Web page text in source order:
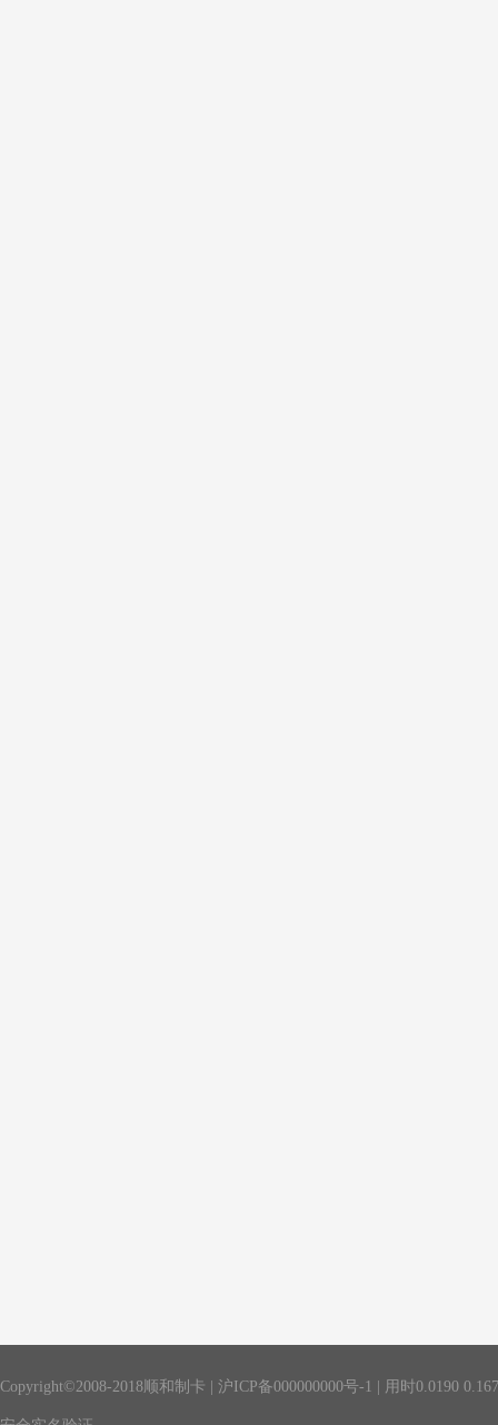
Copyright©2008-2018顺和制卡 | 沪ICP备000000000号-1 | 用时0.0190 0.167